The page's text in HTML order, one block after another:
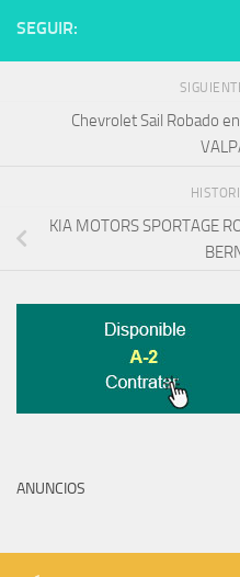
SEGUIR:
Chevrolet Sail Robado
KIA MOTORS SPORTAGE
ANUNCIOS